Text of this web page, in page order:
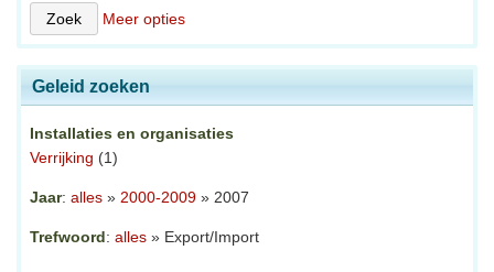
Meer opties
Geleid zoeken
Installaties en organisaties
Verrijking (1)
Jaar: alles » 2000-2009 » 2007
Trefwoord: alles » Export/Import